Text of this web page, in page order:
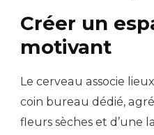
Créer un
motivant
Le cerveau associe
coin bureau dédié,
fleurs sèches et d’une